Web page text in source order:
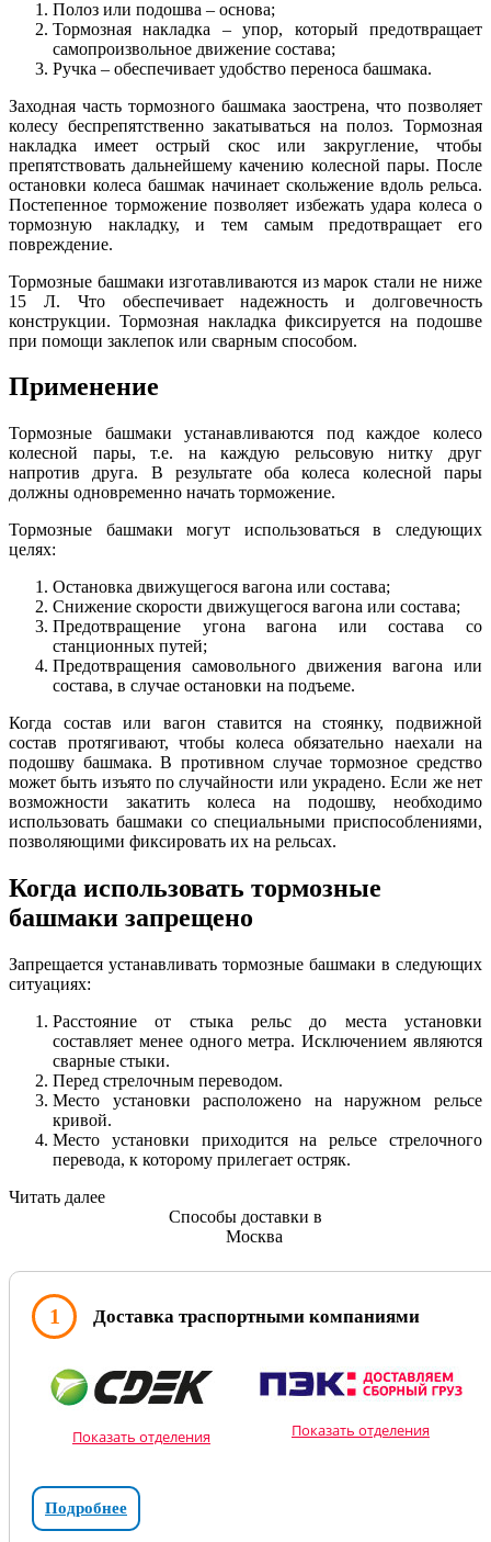
Полоз или подошва – основа;
Тормозная накладка – упор, который предотвращает
самопроизвольное движение состава;
Ручка – обеспечивает удобство переноса башмака.
Заходная часть тормозного башмака заострена, что позволяет
колесу беспрепятственно закатываться на полоз. Тормозная
накладка имеет острый скос или закругление, чтобы
препятствовать дальнейшему качению колесной пары. После
остановки колеса башмак начинает скольжение вдоль рельса.
Постепенное торможение позволяет избежать удара колеса о
тормозную накладку, и тем самым предотвращает его
повреждение.
Тормозные башмаки изготавливаются из марок стали не ниже
15 Л. Что обеспечивает надежность и долговечность
конструкции. Тормозная накладка фиксируется на подошве
при помощи заклепок или сварным способом.
Применение
Тормозные башмаки устанавливаются под каждое колесо
колесной пары, т.е. на каждую рельсовую нитку друг
напротив друга. В результате оба колеса колесной пары
должны одновременно начать торможение.
Тормозные башмаки могут использоваться в следующих
целях:
Остановка движущегося вагона или состава;
Снижение скорости движущегося вагона или состава;
Предотвращение угона вагона или состава со
станционных путей;
Предотвращения самовольного движения вагона или
состава, в случае остановки на подъеме.
Когда состав или вагон ставится на стоянку, подвижной
состав протягивают, чтобы колеса обязательно наехали на
подошву башмака. В противном случае тормозное средство
может быть изъято по случайности или украдено. Если же нет
возможности закатить колеса на подошву, необходимо
использовать башмаки со специальными приспособлениями,
позволяющими фиксировать их на рельсах.
Когда использовать тормозные
башмаки запрещено
Запрещается устанавливать тормозные башмаки в следующих
ситуациях:
Расстояние от стыка рельс до места установки
составляет менее одного метра. Исключением являются
сварные стыки.
Перед стрелочным переводом.
Место установки расположено на наружном рельсе
кривой.
Место установки приходится на рельсе стрелочного
перевода, к которому прилегает остряк.
Читать далее
Способы доставки в
Москва
1 Доставка траспортными компаниями
Показать отделения Показать отделения
Подробнее